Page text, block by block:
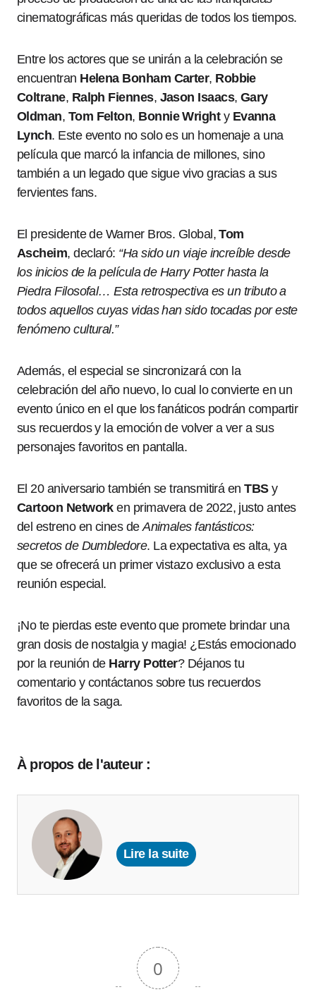
cinematográficas más queridas de todos los tiempos.
Entre los actores que se unirán a la celebración se
encuentran Helena Bonham Carter, Robbie
Coltrane, Ralph Fiennes, Jason Isaacs, Gary
Oldman, Tom Felton, Bonnie Wrighty Evanna
Lynch. Este evento no solo es un homenaje a una
película que marcó la infancia de millones, sino
también a un legado que sigue vivo gracias a sus
fervientes fans.
El presidente de Warner Bros. Global,Tom
Ascheim, declaró: “Ha sido un viaje increíble desde
los inicios de la película de Harry Potter hasta la
Piedra Filosofal… Esta retrospectiva es un tributo a
todos aquellos cuyas vidas han sido tocadas por este
fenómeno cultural.”
Además, el especial se sincronizará con la
celebración del año nuevo, lo cual lo convierte en un
evento único en el que los fanáticos podrán compartir
sus recuerdos y la emoción de volver a ver a sus
personajes favoritos en pantalla.
El 20 aniversario también se transmitirá enTBSy
Cartoon Networken primavera de 2022, justo antes
del estreno en cines deAnimales fantásticos:
secretos de Dumbledore. La expectativa es alta, ya
que se ofrecerá un primer vistazo exclusivo a esta
reunión especial.
¡No te pierdas este evento que promete brindar una
gran dosis de nostalgia y magia! ¿Estás emocionado
por la reunión de Harry Potter? Déjanos tu
comentario y contáctanos sobre tus recuerdos
favoritos de la saga.
À propos de l'auteur :
Lire la suite
0